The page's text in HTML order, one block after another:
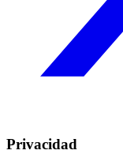
Privacidad